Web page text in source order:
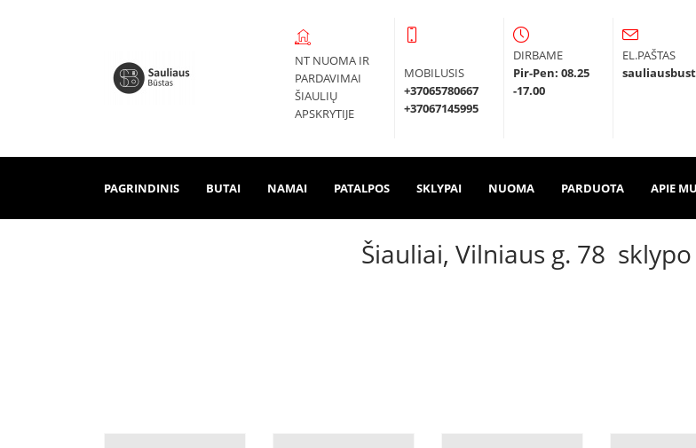
NT NUOMA IR
PARDAVIMAI
ŠIAULIŲ
APSKRYTIJE
MOBILUSIS
+37065780667
+37067145995
DIRBAME
Pir-Pen: 08.25
-17.00
EL.PAŠTAS
PAGRINDINIS BUTAI NAMAI PATALPOS SKLYPAI NUOMA PARDUOTA APIE
Šiauliai, Vilniaus g. 78